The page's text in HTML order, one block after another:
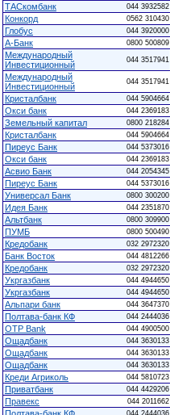
ТАСкомбанк
044 3932582
Конкорд
0562 310430
Глобус
044 3920000
А-Банк
0800 500809
Международный
Инвестиционный
044 3517941
Международный
Инвестиционный
044 3517941
Кристалбанк
044 5904664
Окси банк
044 2369183
Земельный капитал
0800 218284
Кристалбанк
044 5904664
Пиреус Банк
044 5373016
Окси банк
044 2369183
Асвио Банк
044 2054345
Пиреус Банк
044 5373016
Универсал Банк
0800 300200
Идея Банк
044 2351870
Альтбанк
0800 309900
ПУМБ
0800 500490
Кредобанк
032 2972320
Банк Восток
044 4812266
Кредобанк
032 2972320
Укргазбанк
044 4944650
Укргазбанк
044 4944650
Альпари банк
044 3647370
Полтава-банк КФ
044 2444036
OTP Bank
044 4900500
Ощадбанк
044 3630133
Ощадбанк
044 3630133
Ощадбанк
044 3630133
Креди Агриколь
044 5810723
Приватбанк
044 4429206
Правекс
044 2011662
044 2444036